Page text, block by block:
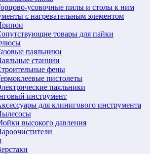
усовочные пилы и столы к ним
с нагревательным элементом
товары для пайки
паяльники
станции
фены
пистолеты
паяльники
инструмент
для клинигового инструмента
высокого давления